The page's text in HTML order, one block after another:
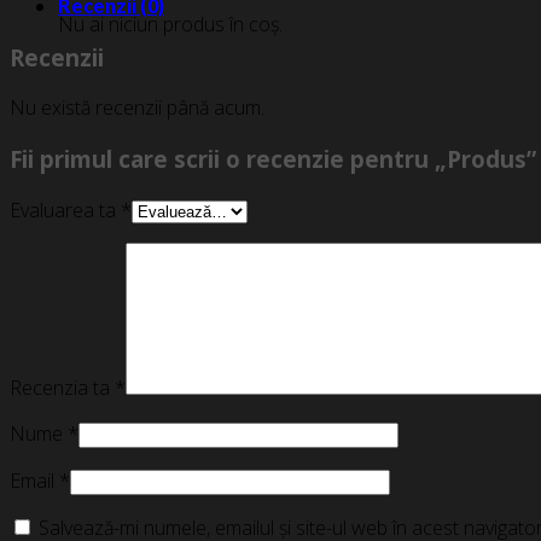
Nu ai niciun produs în coș.
Recenzii (0)
Recenzii
Nu există recenzii până acum.
Fii primul care scrii o recenzie pentru „Produs”
Evaluarea ta *
Recenzia ta *
Nume *
Email *
Salvează-mi numele, emailul și site-ul web în acest